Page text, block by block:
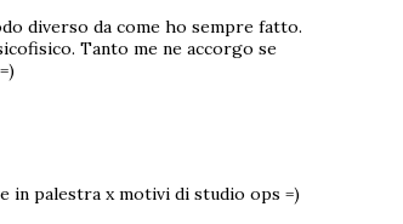
diverso da come ho sempre fatto.
Tanto me ne accorgo se
in palestra x motivi di studio ops =)